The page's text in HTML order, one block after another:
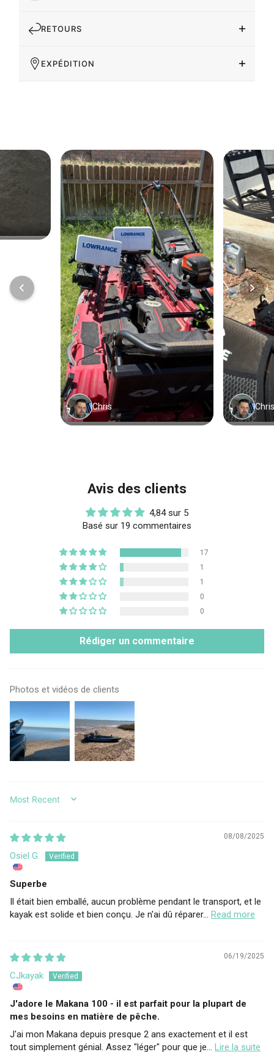
RETOURS
EXPÉDITION
Avis des clients
4,84 sur 5
Basé sur 19 commentaires
17
1
1
0
0
Rédiger un commentaire
Photos et vidéos de clients
SORT BY
08/08/2025
Osiel G.
Superbe
Il était bien emballé, aucun problème pendant le transport, et le
kayak est solide et bien conçu. Je n'ai dû réparer... Read more
06/19/2025
CJkayak
J'adore le Makana 100 - il est parfait pour la plupart de
mes besoins en matière de pêche.
J'ai mon Makana depuis presque 2 ans exactement et il est
tout simplement génial. Assez "léger" pour que je... Lire la suite